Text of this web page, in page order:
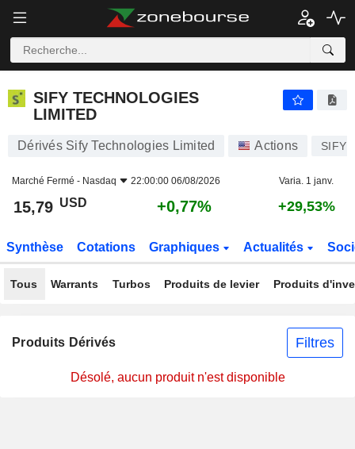
SIFY TECHNOLOGIES LIMITED
SIFY TECHNOLOGIES
LIMITED
Dérivés Sify Technologies Limited Actions SIFY
Marché Fermé - Nasdaq 22:00:00 06/08/2026 Varia. 1 janv.
15,79 USD +0,77% +29,53%
Synthèse Cotations Graphiques Actualités
Tous Warrants Turbos Produits de levier Produits
Produits Dérivés Filtres
Désolé, aucun produit n'est disponible